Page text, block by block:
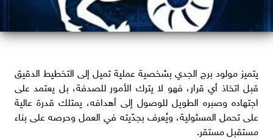
يتميز مولود برج الجدي بشخصية عملية تميل إلى التخطيط الدقيق
قبل اتخاذ أي قرار، فهو لا يترك الأمور للصدفة، بل يعتمد على
اجتهاده وصبره الطويل للوصول إلى أهدافه، يمتلك قدرة عالية
على تحمل المسئولية، ويُعرف بجدّيته في العمل وحرصه على بناء
مستقبل مستقر.